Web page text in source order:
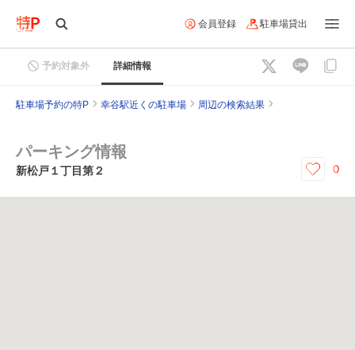
会員登録 駐車場貸出
予約対象外 詳細情報
駐車場予約の特P 幸谷駅近くの駐車場 周辺の検索結果
パーキング情報
新松戸１丁目第２ 0